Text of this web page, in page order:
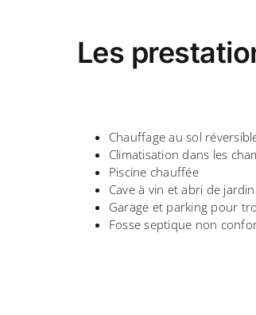
Les
Chauffage au sol
Climatisation dans les
Piscine chauffée
Cave à vin et abri de jardin
Garage et parking pour
Fosse septique non